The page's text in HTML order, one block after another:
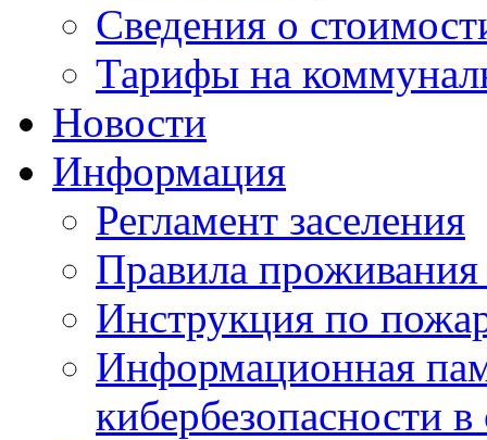
Сведения о
Тарифы на
Новости
Информация
Регламент заселения
Правила
Инструкция по
Информационная
кибербезопасности